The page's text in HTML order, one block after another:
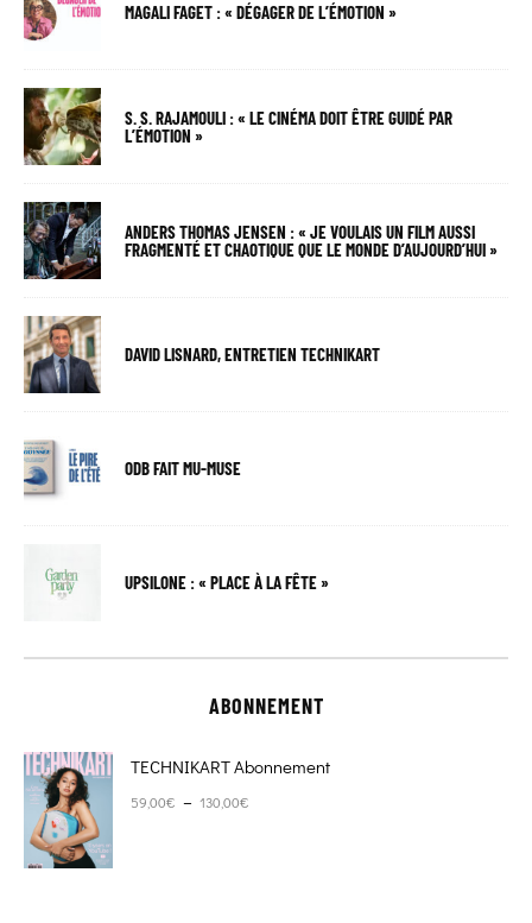
MAGALI FAGET : « DÉGAGER DE L’ÉMOTION »
S. S. RAJAMOULI : « LE CINÉMA DOIT ÊTRE GUIDÉ PAR
L’ÉMOTION »
ANDERS THOMAS JENSEN : « JE VOULAIS UN FILM AUSSI
FRAGMENTÉ ET CHAOTIQUE QUE LE MONDE D’AUJOURD’HUI »
DAVID LISNARD, ENTRETIEN TECHNIKART
ODB FAIT MU-MUSE
UPSILONE : « PLACE À LA FÊTE »
ABONNEMENT
TECHNIKART Abonnement
59,00€ – 130,00€